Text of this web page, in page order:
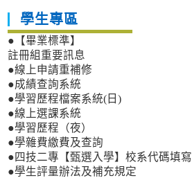
學生專區
●【畢業標準】
註冊組重要訊息
●線上申請重補修
●成績查詢系統
●學習歷程檔案系統(日)
●線上選課系統
●學習歷程（夜）
●學雜費繳費及查詢
●四技二專【甄選入學】校系代碼填寫
●學生評量辦法及補充規定